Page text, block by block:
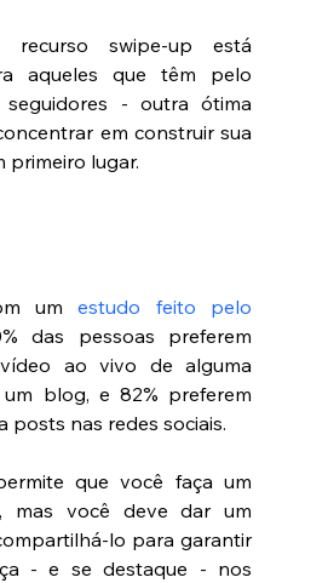
recurso swipe-up está
aqueles que têm pelo
seguidores - outra ótima
em construir sua
primeiro lugar.
um estudo feito pelo
das pessoas preferem
ao vivo de alguma
blog, e 82% preferem
posts nas redes sociais.
que você faça um
mas você deve dar um
lo para garantir
- e se destaque - nos